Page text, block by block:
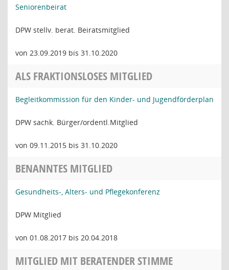
Seniorenbeirat
DPW stellv. berat. Beiratsmitglied
von 23.09.2019 bis 31.10.2020
ALS FRAKTIONSLOSES MITGLIED
Begleitkommission für den Kinder- und Jugendförderplan
DPW sachk. Bürger/ordentl.Mitglied
von 09.11.2015 bis 31.10.2020
BENANNTES MITGLIED
Gesundheits-, Alters- und Pflegekonferenz
DPW Mitglied
von 01.08.2017 bis 20.04.2018
MITGLIED MIT BERATENDER STIMME